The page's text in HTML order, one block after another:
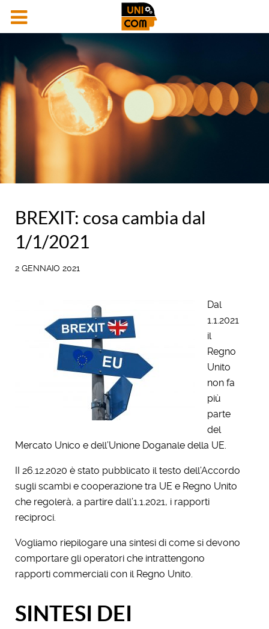
BREXIT: cosa cambia dal
1/1/2021
2 GENNAIO 2021
Dal
1.1.2021
il
Regno
Unito
non fa
più
parte
del
Mercato Unico e dell’Unione Doganale della UE.
II 26.12.2020 è stato pubblicato il testo dell’Accordo
sugli scambi e cooperazione tra UE e Regno Unito
che regolerà, a partire dall’1.1.2021, i rapporti
reciproci.
Vogliamo riepilogare una sintesi di come si devono
comportare gli operatori che intrattengono
rapporti commerciali con il Regno Unito.
SINTESI DEI